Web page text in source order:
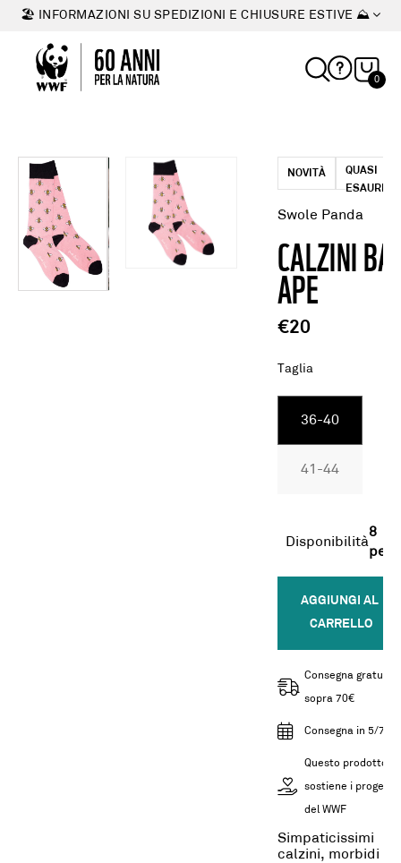
🏖 INFORMAZIONI SU SPEDIZIONI E CHIUSURE ESTIVE ⛰
0
NOVITÀ
QUASI
ESAURITO
Swole Panda
CALZINI
APE
€20
Taglia
36-40
41-44
Disponibilità
8
AGGIUNGI AL
CARRELLO
Consegna gratuita
sopra 70€
Consegna in 5/7gg
Questo prodotto
sostiene i progetti
del WWF
Simpaticissimi
calzini, morbidi